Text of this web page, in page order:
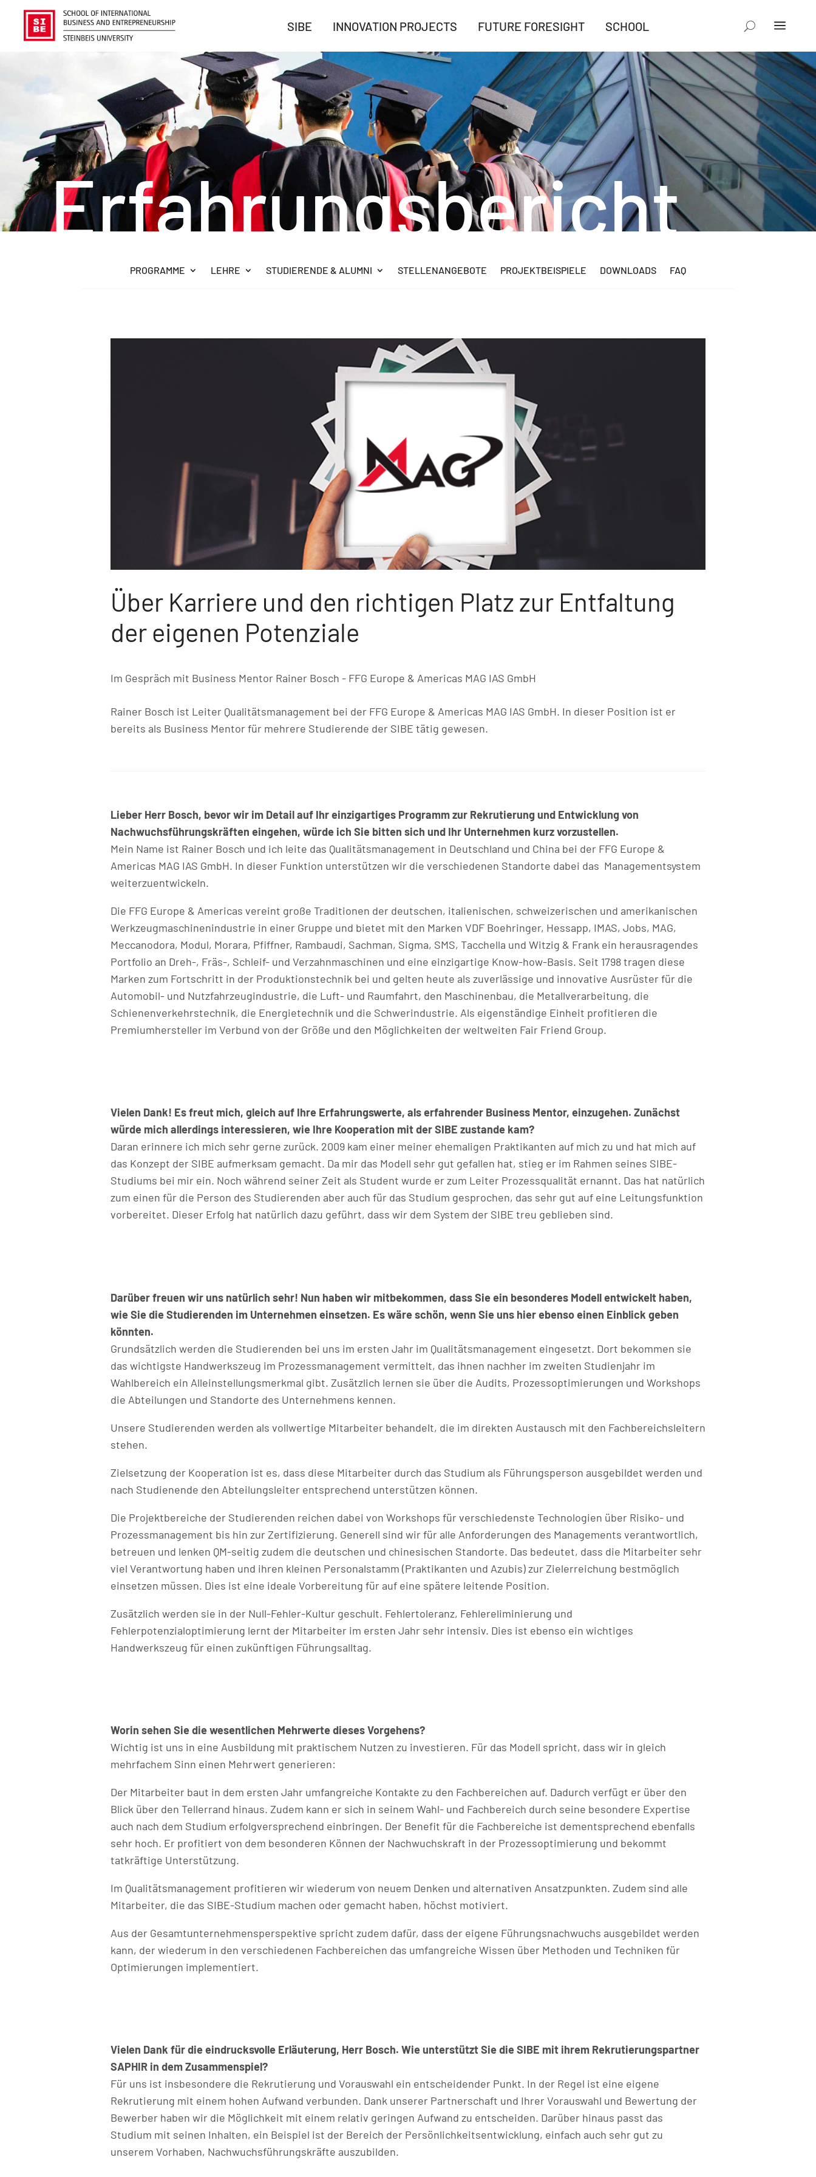
SIBE INNOVATION PROJECTS FUTURE FORESIGHT SCHOOL
Erfahrungsbericht
PROGRAMME LEHRE STUDIERENDE & ALUMNI STELLENANGEBOTE PROJEKTBEISPIELE DOWNLOADS FAQ
Über Karriere und den richtigen Platz zur Entfaltung
der eigenen Potenziale
Im Gespräch mit Business Mentor Rainer Bosch - FFG Europe & Americas MAG IAS GmbH
Rainer Bosch ist Leiter Qualitätsmanagement bei der FFG Europe & Americas MAG IAS GmbH. In dieser Position ist er
bereits als Business Mentor für mehrere Studierende der SIBE tätig gewesen.
Lieber Herr Bosch, bevor wir im Detail auf Ihr einzigartiges Programm zur Rekrutierung und Entwicklung von
Nachwuchsführungskräften eingehen, würde ich Sie bitten sich und Ihr Unternehmen kurz vorzustellen.
Mein Name ist Rainer Bosch und ich leite das Qualitätsmanagement in Deutschland und China bei der FFG Europe &
Americas MAG IAS GmbH. In dieser Funktion unterstützen wir die verschiedenen Standorte dabei das Managementsystem
weiterzuentwickeln.
Die FFG Europe & Americas vereint große Traditionen der deutschen, italienischen, schweizerischen und amerikanischen
Werkzeugmaschinenindustrie in einer Gruppe und bietet mit den Marken VDF Boehringer, Hessapp, IMAS, Jobs, MAG,
Meccanodora, Modul, Morara, Pfiffner, Rambaudi, Sachman, Sigma, SMS, Tacchella und Witzig & Frank ein herausragendes
Portfolio an Dreh-, Fräs-, Schleif- und Verzahnmaschinen und eine einzigartige Know-how-Basis. Seit 1798 tragen diese
Marken zum Fortschritt in der Produktionstechnik bei und gelten heute als zuverlässige und innovative Ausrüster für die
Automobil- und Nutzfahrzeugindustrie, die Luft- und Raumfahrt, den Maschinenbau, die Metallverarbeitung, die
Schienenverkehrstechnik, die Energietechnik und die Schwerindustrie. Als eigenständige Einheit profitieren die
Premiumhersteller im Verbund von der Größe und den Möglichkeiten der weltweiten Fair Friend Group.
Vielen Dank! Es freut mich, gleich auf Ihre Erfahrungswerte, als erfahrender Business Mentor, einzugehen. Zunächst
würde mich allerdings interessieren, wie Ihre Kooperation mit der SIBE zustande kam?
Daran erinnere ich mich sehr gerne zurück. 2009 kam einer meiner ehemaligen Praktikanten auf mich zu und hat mich auf
das Konzept der SIBE aufmerksam gemacht. Da mir das Modell sehr gut gefallen hat, stieg er im Rahmen seines SIBE-
Studiums bei mir ein. Noch während seiner Zeit als Student wurde er zum Leiter Prozessqualität ernannt. Das hat natürlich
zum einen für die Person des Studierenden aber auch für das Studium gesprochen, das sehr gut auf eine Leitungsfunktion
vorbereitet. Dieser Erfolg hat natürlich dazu geführt, dass wir dem System der SIBE treu geblieben sind.
Darüber freuen wir uns natürlich sehr! Nun haben wir mitbekommen, dass Sie ein besonderes Modell entwickelt haben,
wie Sie die Studierenden im Unternehmen einsetzen. Es wäre schön, wenn Sie uns hier ebenso einen Einblick geben
könnten.
Grundsätzlich werden die Studierenden bei uns im ersten Jahr im Qualitätsmanagement eingesetzt. Dort bekommen sie
das wichtigste Handwerkszeug im Prozessmanagement vermittelt, das ihnen nachher im zweiten Studienjahr im
Wahlbereich ein Alleinstellungsmerkmal gibt. Zusätzlich lernen sie über die Audits, Prozessoptimierungen und Workshops
die Abteilungen und Standorte des Unternehmens kennen.
Unsere Studierenden werden als vollwertige Mitarbeiter behandelt, die im direkten Austausch mit den Fachbereichsleitern
stehen.
Zielsetzung der Kooperation ist es, dass diese Mitarbeiter durch das Studium als Führungsperson ausgebildet werden und
nach Studienende den Abteilungsleiter entsprechend unterstützen können.
Die Projektbereiche der Studierenden reichen dabei von Workshops für verschiedenste Technologien über Risiko- und
Prozessmanagement bis hin zur Zertifizierung. Generell sind wir für alle Anforderungen des Managements verantwortlich,
betreuen und lenken QM-seitig zudem die deutschen und chinesischen Standorte. Das bedeutet, dass die Mitarbeiter sehr
viel Verantwortung haben und ihren kleinen Personalstamm (Praktikanten und Azubis) zur Zielerreichung bestmöglich
einsetzen müssen. Dies ist eine ideale Vorbereitung für auf eine spätere leitende Position.
Zusätzlich werden sie in der Null-Fehler-Kultur geschult. Fehlertoleranz, Fehlereliminierung und
Fehlerpotenzialoptimierung lernt der Mitarbeiter im ersten Jahr sehr intensiv. Dies ist ebenso ein wichtiges
Handwerkszeug für einen zukünftigen Führungsalltag.
Worin sehen Sie die wesentlichen Mehrwerte dieses Vorgehens?
Wichtig ist uns in eine Ausbildung mit praktischem Nutzen zu investieren. Für das Modell spricht, dass wir in gleich
mehrfachem Sinn einen Mehrwert generieren:
Der Mitarbeiter baut in dem ersten Jahr umfangreiche Kontakte zu den Fachbereichen auf. Dadurch verfügt er über den
Blick über den Tellerrand hinaus. Zudem kann er sich in seinem Wahl- und Fachbereich durch seine besondere Expertise
auch nach dem Studium erfolgversprechend einbringen. Der Benefit für die Fachbereiche ist dementsprechend ebenfalls
sehr hoch. Er profitiert von dem besonderen Können der Nachwuchskraft in der Prozessoptimierung und bekommt
tatkräftige Unterstützung.
Im Qualitätsmanagement profitieren wir wiederum von neuem Denken und alternativen Ansatzpunkten. Zudem sind alle
Mitarbeiter, die das SIBE-Studium machen oder gemacht haben, höchst motiviert.
Aus der Gesamtunternehmensperspektive spricht zudem dafür, dass der eigene Führungsnachwuchs ausgebildet werden
kann, der wiederum in den verschiedenen Fachbereichen das umfangreiche Wissen über Methoden und Techniken für
Optimierungen implementiert.
Vielen Dank für die eindrucksvolle Erläuterung, Herr Bosch. Wie unterstützt Sie die SIBE mit ihrem Rekrutierungspartner
SAPHIR in dem Zusammenspiel?
Für uns ist insbesondere die Rekrutierung und Vorauswahl ein entscheidender Punkt. In der Regel ist eine eigene
Rekrutierung mit einem hohen Aufwand verbunden. Dank unserer Partnerschaft und Ihrer Vorauswahl und Bewertung der
Bewerber haben wir die Möglichkeit mit einem relativ geringen Aufwand zu entscheiden. Darüber hinaus passt das
Studium mit seinen Inhalten, ein Beispiel ist der Bereich der Persönlichkeitsentwicklung, einfach auch sehr gut zu
unserem Vorhaben, Nachwuchsführungskräfte auszubilden.